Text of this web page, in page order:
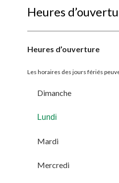
Heures
Heures d’ouverture
Les horaires des jours fériés
Dimanche
Lundi
Mardi
Mercredi